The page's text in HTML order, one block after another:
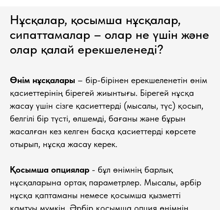
Нұсқалар, қосымша нұсқалар,
сипаттамалар – олар не үшін және
олар қалай ерекшеленеді?
Өнім нұсқалары – бір-бірінен ерекшеленетін өнім
қасиеттерінің бірегей жиынтығы. Бірегей нұсқа
жасау үшін сізге қасиеттерді (мысалы, түс) қосып,
белгілі бір түсті, өлшемді, бағаны және бұрын
жасалған кез келген басқа қасиеттерді көрсете
отырып, нұсқа жасау керек.
Қосымша опциялар - бұл өнімнің барлық
нұсқаларына ортақ параметрлер. Мысалы, әрбір
нұсқа қаптаманы немесе қосымша қызметті
қамтуы мүмкін. Әрбір қосымша опция өнімнің